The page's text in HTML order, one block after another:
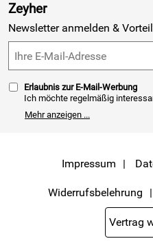
Lieferbedingungen
Kundenlogin
Zeyher
Newsletter anmelden &
Erlaubnis zur E-Mail-Werbung
Ich möchte regelmäßig
Meine E-Mail-Adresse wird nicht
weitergegeben. Zu statistischen
kann ich jederzeit mit Wirkung
den Link "Abmelden" am Ende
habe ich zur Kenntnis genommen.
Mehr anzeigen ...
Impressum
Widerrufsbelehrung
Vertrag